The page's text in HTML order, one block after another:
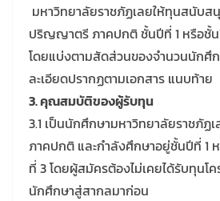
มหาวิทยาลัยราชภัฏเลยให้ทุนสนับส
ปริญญาตรี ภาคปกติ ชั้นปีที่ 1 หรือชั้
โดยแบ่งตามสัดส่วนของจำนวนนักศึ
ละเอียดปรากฏตามเอกสาร แนบท้าย
3. คุณสมบัติของผู้รับทุน
3.1 เป็นนักศึกษามหาวิทยาลัยราชภั
ภาคปกติ และกำลังศึกษาอยู่ชั้นปีที่ 1
ที่ 3 โดยผู้สมัครต้องไม่เคยได้รับทุนโ
นักศึกษาสู่สากลมาก่อน